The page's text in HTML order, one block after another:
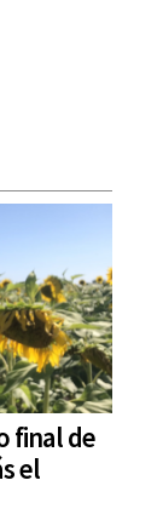
final de
el